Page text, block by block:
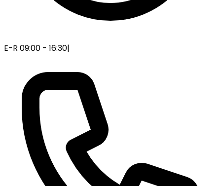
E-R 09:00 - 16:30|